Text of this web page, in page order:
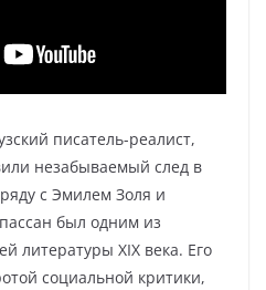
писатель-реалист,
незабываемый след в
с Эмилем Золя и
был одним из
литературы ХІХ века. Его
социальной критики,